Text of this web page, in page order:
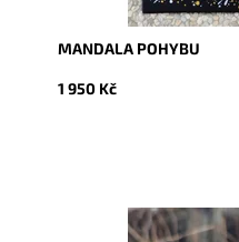
MANDALA POHYBU
1 950 Kč